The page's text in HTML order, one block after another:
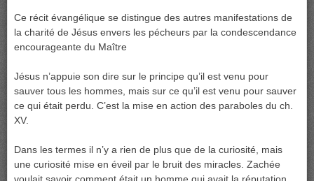
Ce récit évangélique se distingue des autres manifestations de
la charité de Jésus envers les pécheurs par la condescendance
encourageante du Maître
Jésus n’appuie son dire sur le principe qu’il est venu pour
sauver tous les hommes, mais sur ce qu’il est venu pour sauver
ce qui était perdu. C’est la mise en action des paraboles du ch.
XV.
Dans les termes il n’y a rien de plus que de la curiosité, mais
une curiosité mise en éveil par le bruit des miracles. Zachée